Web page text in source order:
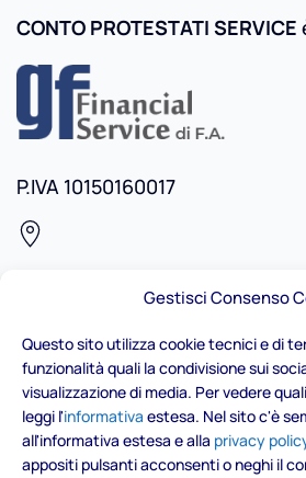
Gestisci Consenso
Questo sito utilizza cookie tecnici e di
funzionalità quali la condivisione sui
visualizzazione di media. Per vedere
leggi l'informativa estesa. Nel sito c'è
all'informativa estesa e alla privacy
appositi pulsanti acconsenti o neghi il
CONTO PROTESTATI SERVICE
P.IVA 10150160017
+39.339.1535609
contatti@contocps.it